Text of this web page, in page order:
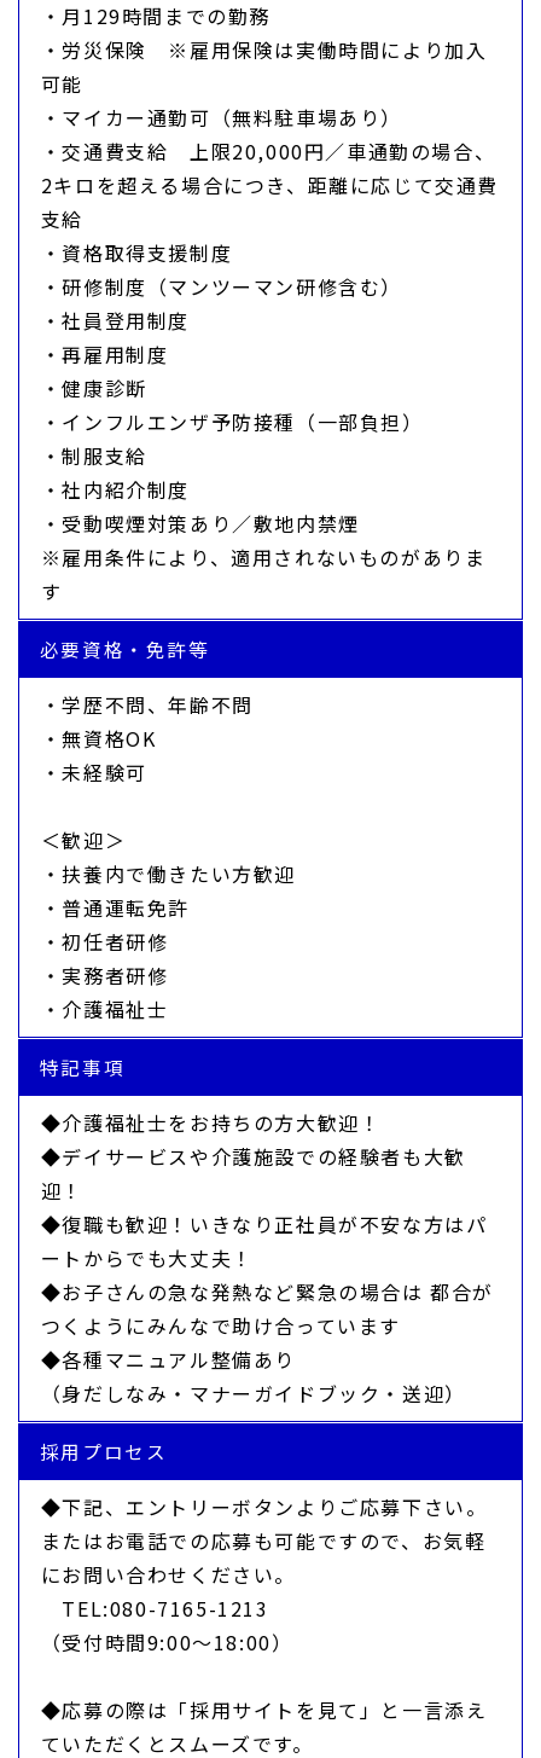
・月129時間までの勤務
・労災保険 ※雇用保険は実働時間により加入
可能
・マイカー通勤可（無料駐車場あり）
・交通費支給 上限20,000円／車通勤の場合、
2キロを超える場合につき、距離に応じて交通費
支給
・資格取得支援制度
・研修制度（マンツーマン研修含む）
・社員登用制度
・再雇用制度
・健康診断
・インフルエンザ予防接種（一部負担）
・制服支給
・社内紹介制度
・受動喫煙対策あり／敷地内禁煙
※雇用条件により、適用されないものがありま
す
必要資格・免許等
・学歴不問、年齢不問
・無資格OK
・未経験可
＜歓迎＞
・扶養内で働きたい方歓迎
・普通運転免許
・初任者研修
・実務者研修
・介護福祉士
特記事項
◆介護福祉士をお持ちの方大歓迎！
◆デイサービスや介護施設での経験者も大歓
迎！
◆復職も歓迎！いきなり正社員が不安な方はパ
ートからでも大丈夫！
◆お子さんの急な発熱など緊急の場合は 都合が
つくようにみんなで助け合っています
◆各種マニュアル整備あり
（身だしなみ・マナーガイドブック・送迎）
採用プロセス
◆下記、エントリーボタンよりご応募下さい。
またはお電話での応募も可能ですので、お気軽
にお問い合わせください。
TEL:080-7165-1213
（受付時間9:00〜18:00）
◆応募の際は「採用サイトを見て」と一言添え
ていただくとスムーズです。